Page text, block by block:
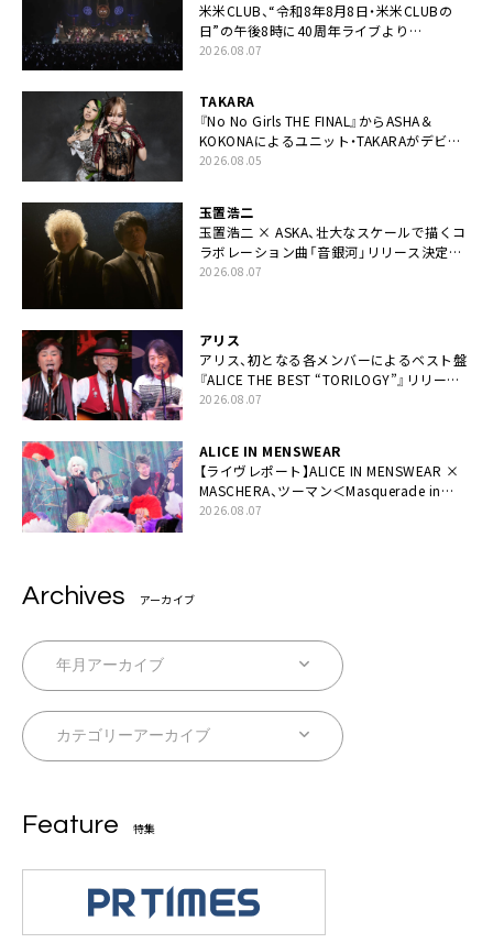
米米CLUB、“令和8年8月8日・米米CLUBの
日”の午後8時に40周年ライブより
「FANtachy medley」を88年限定公開
2026.08.07
TAKARA
『No No Girls THE FINAL』からASHA＆
KOKONAによるユニット・TAKARAがデビュ
ー
2026.08.05
玉置浩二
玉置浩二 × ASKA、壮大なスケールで描くコ
ラボレーション曲「音銀河」リリース決定。
カップリングには新曲「命の宿り」収録も
2026.08.07
アリス
アリス、初となる各メンバーによるベスト盤
『ALICE THE BEST “TORILOGY”』リリース
決定
2026.08.07
ALICE IN MENSWEAR
【ライヴレポート】ALICE IN MENSWEAR ×
MASCHERA、ツーマン＜Masquerade in
Wonderland＞に一夜限り豪華共演と14年
2026.08.07
Archives アーカイブ
Feature 特集